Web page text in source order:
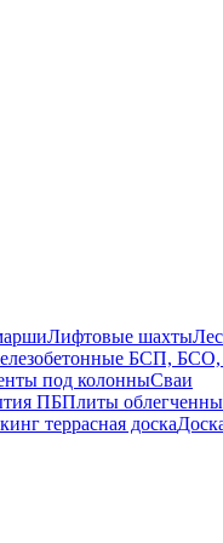
Лифтовые шахты
БСП,
под колонныСваи
ПБПлиты
террасная доска